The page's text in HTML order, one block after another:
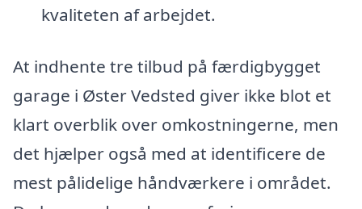
kvaliteten af arbejdet.
At indhente tre tilbud på færdigbygget
garage i Øster Vedsted giver ikke blot et
klart overblik over omkostningerne, men
det hjælper også med at identificere de
mest pålidelige håndværkere i området.